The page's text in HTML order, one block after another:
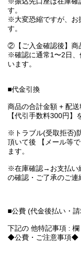
す。
※大変恐縮ですが、お
す。
②【ご入金確認後】商
※確認に通常1〜2日、
います。
■代金引換
商品の合計金額 + 配
【代引手数料300円】
※トラブル(受取拒否)
頂いて後 【メール等
ます。
※在庫確認→お支払い
の確認・ご了承のご
■公費 (代金後払い・
下記の 他特記事項 : 欄
◆公費・ご注意事項◆